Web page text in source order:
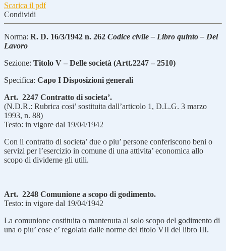
Scarica il pdf
Condividi
Norma: R. D. 16/3/1942 n. 262 Codice civile – Libro quinto – Del
Lavoro
Sezione: Titolo V – Delle società (Artt.2247 – 2510)
Specifica: Capo I Disposizioni generali
Art. 2247 Contratto di societa’.
(N.D.R.: Rubrica cosi’ sostituita dall’articolo 1, D.L.G. 3 marzo
1993, n. 88)
Testo: in vigore dal 19/04/1942
Con il contratto di societa’ due o piu’ persone conferiscono beni o
servizi per l’esercizio in comune di una attivita’ economica allo
scopo di dividerne gli utili.
Art. 2248 Comunione a scopo di godimento.
Testo: in vigore dal 19/04/1942
La comunione costituita o mantenuta al solo scopo del godimento di
una o piu’ cose e’ regolata dalle norme del titolo VII del libro III.